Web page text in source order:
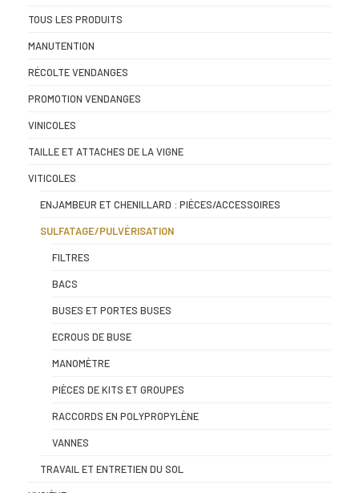
TOUS LES PRODUITS
MANUTENTION
RÉCOLTE VENDANGES
PROMOTION VENDANGES
VINICOLES
TAILLE ET ATTACHES DE LA VIGNE
VITICOLES
ENJAMBEUR ET CHENILLARD : PIÈCES/ACCESSOIRES
SULFATAGE/PULVÉRISATION
FILTRES
BACS
BUSES ET PORTES BUSES
ECROUS DE BUSE
MANOMÈTRE
PIÈCES DE KITS ET GROUPES
RACCORDS EN POLYPROPYLÈNE
VANNES
TRAVAIL ET ENTRETIEN DU SOL